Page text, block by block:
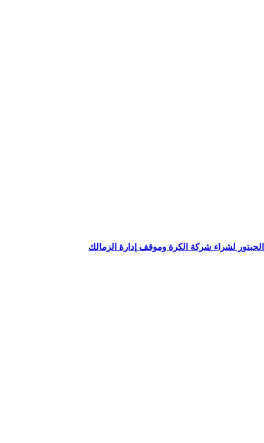
لشراء شركة الكرة وموقف إدارة الزمالك